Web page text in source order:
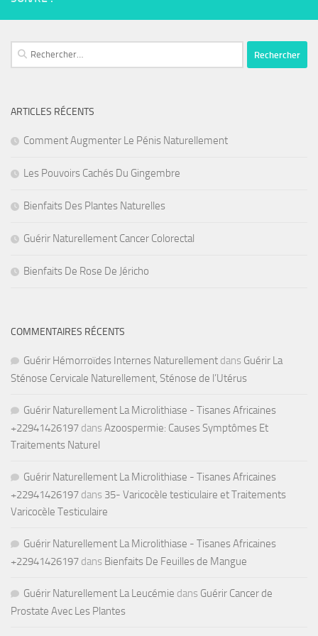
Rechercher :
ARTICLES RÉCENTS
Comment Augmenter Le Pénis Naturellement
Les Pouvoirs Cachés Du Gingembre
Bienfaits Des Plantes Naturelles
Guérir Naturellement Cancer Colorectal
Bienfaits De Rose De Jéricho
COMMENTAIRES RÉCENTS
Guérir Hémorroïdes Internes Naturellement dans Guérir La
Sténose Cervicale Naturellement, Sténose de l’Utérus
Guérir Naturellement La Microlithiase - Tisanes Africaines
+22941426197 dans Azoospermie: Causes Symptômes Et
Traitements Naturel
Guérir Naturellement La Microlithiase - Tisanes Africaines
+22941426197 dans 35- Varicocèle testiculaire et Traitements
Varicocèle Testiculaire
Guérir Naturellement La Microlithiase - Tisanes Africaines
+22941426197 dans Bienfaits De Feuilles de Mangue
Guérir Naturellement La Leucémie dans Guérir Cancer de
Prostate Avec Les Plantes